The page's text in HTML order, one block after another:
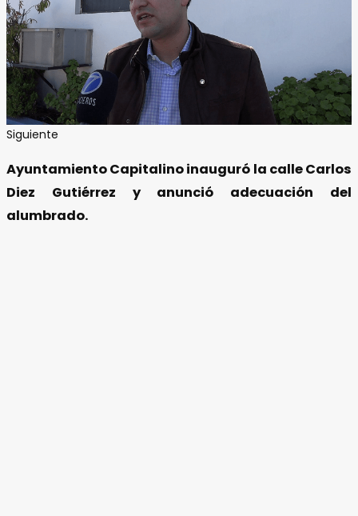
Siguiente
Ayuntamiento Capitalino inauguró la calle Carlos
Diez Gutiérrez y anunció adecuación del
alumbrado.